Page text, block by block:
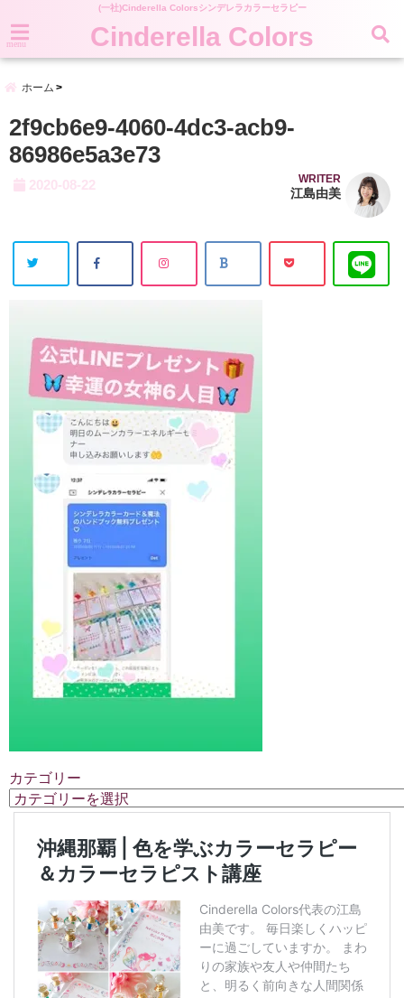
(一社)Cinderella Colorsシンデレラカラーセラピー
menu Cinderella Colors
ホーム
2f9cb6e9-4060-4dc3-acb9-
86986e5a3e73
2020-08-22 WRITER
江島由美
カテゴリー
カ
テ